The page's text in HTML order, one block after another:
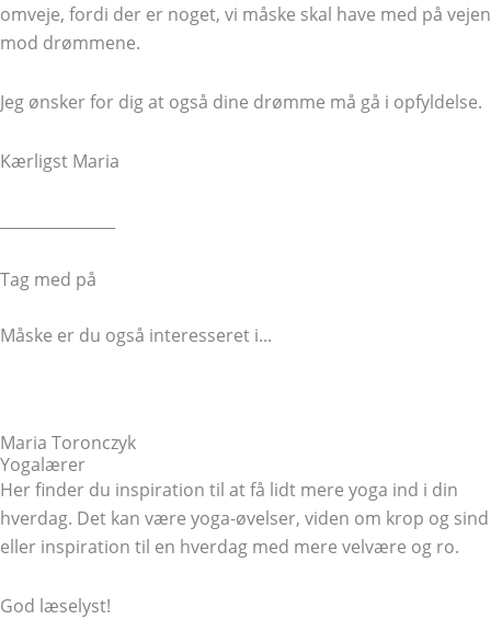
omveje, fordi der er noget, vi måske skal have med på vejen
mod drømmene.
Jeg ønsker for dig at også dine drømme må gå i opfyldelse.
Kærligst Maria
Tag med på
Måske er du også interesseret i...
Maria Toronczyk
Yogalærer
Her finder du inspiration til at få lidt mere yoga ind i din
hverdag. Det kan være yoga-øvelser, viden om krop og sind
eller inspiration til en hverdag med mere velvære og ro.
God læselyst!